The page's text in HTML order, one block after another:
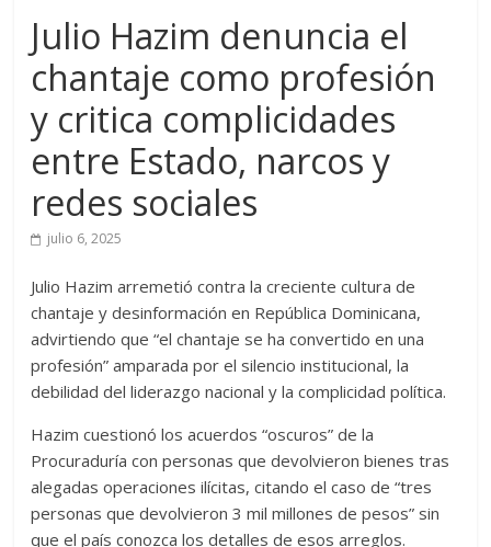
Julio Hazim denuncia el
chantaje como profesión
y critica complicidades
entre Estado, narcos y
redes sociales
julio 6, 2025
Julio Hazim arremetió contra la creciente cultura de
chantaje y desinformación en República Dominicana,
advirtiendo que “el chantaje se ha convertido en una
profesión” amparada por el silencio institucional, la
debilidad del liderazgo nacional y la complicidad política.
Hazim cuestionó los acuerdos “oscuros” de la
Procuraduría con personas que devolvieron bienes tras
alegadas operaciones ilícitas, citando el caso de “tres
personas que devolvieron 3 mil millones de pesos” sin
que el país conozca los detalles de esos arreglos.